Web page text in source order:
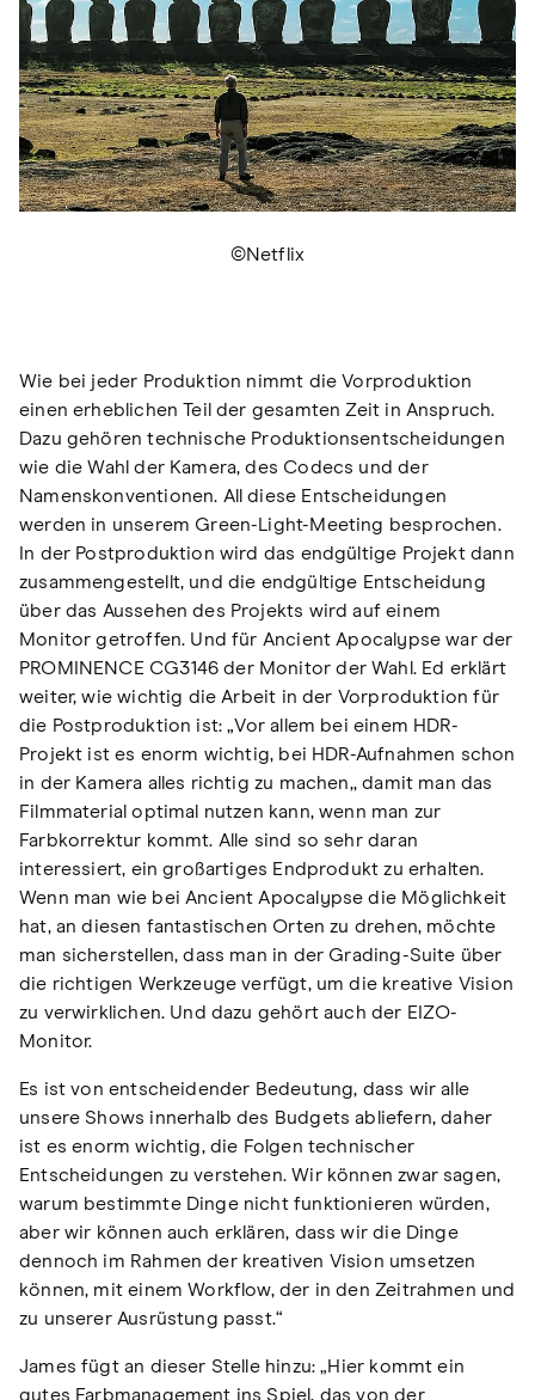
©Netflix
Wie bei jeder Produktion nimmt die Vorproduktion
einen erheblichen Teil der gesamten Zeit in Anspruch.
Dazu gehören technische Produktionsentscheidungen
wie die Wahl der Kamera, des Codecs und der
Namenskonventionen. All diese Entscheidungen
werden in unserem Green-Light-Meeting besprochen.
In der Postproduktion wird das endgültige Projekt dann
zusammengestellt, und die endgültige Entscheidung
über das Aussehen des Projekts wird auf einem
Monitor getroffen. Und für Ancient Apocalypse war der
PROMINENCE CG3146 der Monitor der Wahl. Ed erklärt
weiter, wie wichtig die Arbeit in der Vorproduktion für
die Postproduktion ist: „Vor allem bei einem HDR-
Projekt ist es enorm wichtig, bei HDR-Aufnahmen schon
in der Kamera alles richtig zu machen,, damit man das
Filmmaterial optimal nutzen kann, wenn man zur
Farbkorrektur kommt. Alle sind so sehr daran
interessiert, ein großartiges Endprodukt zu erhalten.
Wenn man wie bei Ancient Apocalypse die Möglichkeit
hat, an diesen fantastischen Orten zu drehen, möchte
man sicherstellen, dass man in der Grading-Suite über
die richtigen Werkzeuge verfügt, um die kreative Vision
zu verwirklichen. Und dazu gehört auch der EIZO-
Monitor.
Es ist von entscheidender Bedeutung, dass wir alle
unsere Shows innerhalb des Budgets abliefern, daher
ist es enorm wichtig, die Folgen technischer
Entscheidungen zu verstehen. Wir können zwar sagen,
warum bestimmte Dinge nicht funktionieren würden,
aber wir können auch erklären, dass wir die Dinge
dennoch im Rahmen der kreativen Vision umsetzen
können, mit einem Workflow, der in den Zeitrahmen und
zu unserer Ausrüstung passt.“
James fügt an dieser Stelle hinzu: „Hier kommt ein
gutes Farbmanagement ins Spiel, das von der